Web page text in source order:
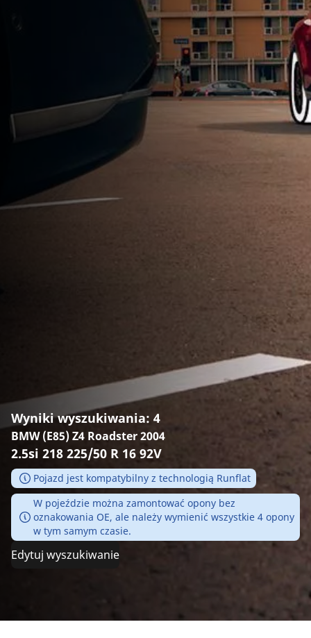
Wyniki wyszukiwania: 4
BMW (E85) Z4 Roadster 2004
2.5si 218 225/50 R 16 92V
Pojazd jest kompatybilny z technologią Runflat
W pojeździe można zamontować opony bez
oznakowania OE, ale należy wymienić wszystkie 4 opony
w tym samym czasie.
Edytuj wyszukiwanie